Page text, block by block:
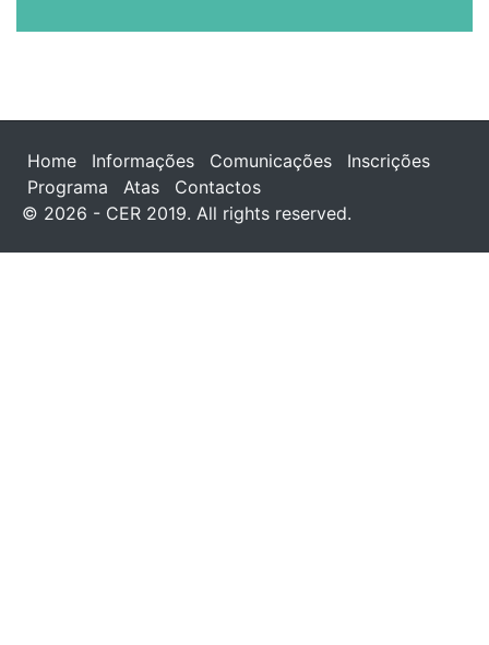
Home Informações Comunicações
Inscrições
Programa
Atas
Contactos
© 2026 - CER 2019. All rights reserved.